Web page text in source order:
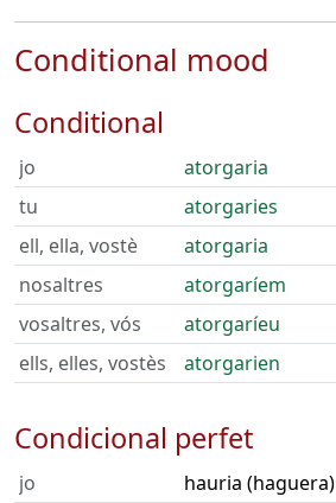
Conditional mood
Conditional
jo
atorgaria
tu
atorgaries
ell, ella, vostè
atorgaria
nosaltres
atorgaríem
vosaltres, vós
atorgaríeu
ells, elles, vostès
atorgarien
Condicional perfet
jo hauria (haguera)